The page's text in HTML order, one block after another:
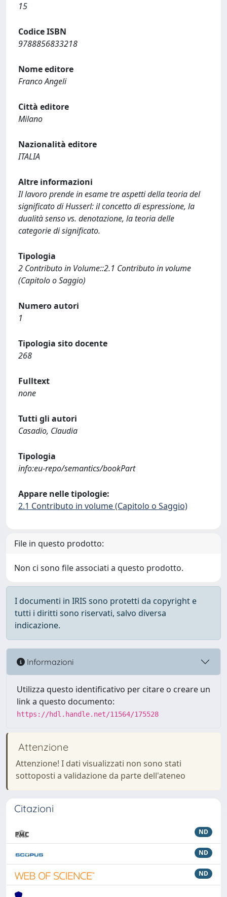
15
Codice ISBN
9788856833218
Nome editore
Franco Angeli
Città editore
Milano
Nazionalità editore
ITALIA
Altre informazioni
Il lavoro prende in esame tre aspetti della teoria del
significato di Husserl: il concetto di espressione, la
dualità senso vs. denotazione, la teoria delle
categorie di significato.
Tipologia
2 Contributo in Volume::2.1 Contributo in volume
(Capitolo o Saggio)
Numero autori
1
Tipologia sito docente
268
Fulltext
none
Tutti gli autori
Casadio, Claudia
Tipologia
info:eu-repo/semantics/bookPart
Appare nelle tipologie:
2.1 Contributo in volume (Capitolo o Saggio)
File in questo prodotto:
Non ci sono file associati a questo prodotto.
I documenti in IRIS sono protetti da copyright e
tutti i diritti sono riservati, salvo diversa
indicazione.
Informazioni
Utilizza questo identificativo per citare o creare un
link a questo documento:
https://hdl.handle.net/11564/175528
Attenzione
Attenzione! I dati visualizzati non sono stati
sottoposti a validazione da parte dell'ateneo
Citazioni
ND
ND
ND